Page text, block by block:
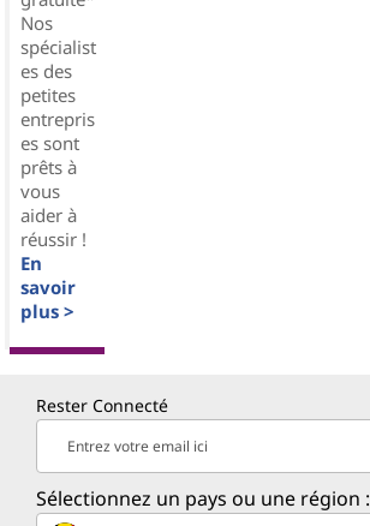
Nos
spécialist
es des
petites
entrepris
es sont
prêts à
vous
aider à
réussir !
En
savoir
plus >
Rester Connecté
Entrez votre email ici
Sélectionnez un pays ou une région :